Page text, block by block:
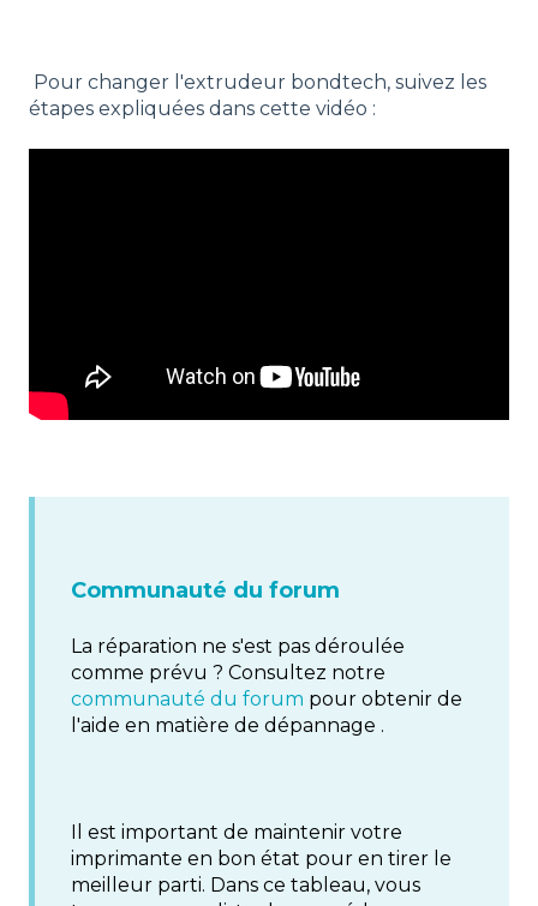
Pour changer l'extrudeur bondtech, suivez les
étapes expliquées dans cette vidéo :
Communauté du forum
La réparation ne s'est pas déroulée
comme prévu ? Consultez notre
communauté du forum pour obtenir de
l'aide en matière de dépannage .
Il est important de maintenir votre
imprimante en bon état pour en tirer le
meilleur parti. Dans ce tableau, vous